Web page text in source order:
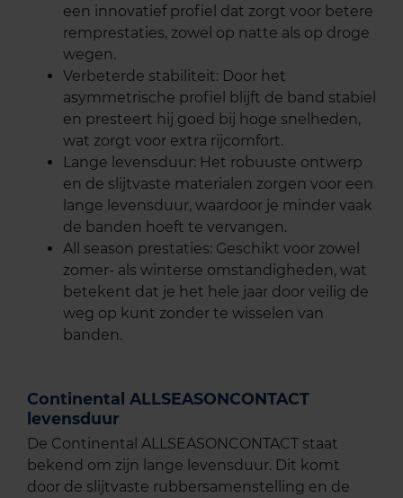
een innovatief profiel dat zorgt voor betere
remprestaties, zowel op natte als op droge
wegen.
Verbeterde stabiliteit: Door het
asymmetrische profiel blijft de band stabiel
en presteert hij goed bij hoge snelheden,
wat zorgt voor extra rijcomfort.
Lange levensduur: Het robuuste ontwerp
en de slijtvaste materialen zorgen voor een
lange levensduur, waardoor je minder vaak
de banden hoeft te vervangen.
All season prestaties: Geschikt voor zowel
zomer- als winterse omstandigheden, wat
betekent dat je het hele jaar door veilig de
weg op kunt zonder te wisselen van
banden.
Continental ALLSEASONCONTACT
levensduur
De Continental ALLSEASONCONTACT staat
bekend om zijn lange levensduur. Dit komt
door de slijtvaste rubbersamenstelling en de